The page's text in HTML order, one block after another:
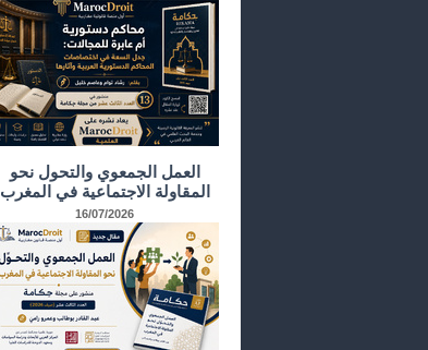
العمل الجمعوي والتحول نحو
المقاولة الاجتماعية في المغرب
16/07/2026